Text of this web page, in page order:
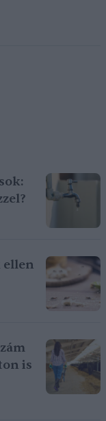
ellen
is